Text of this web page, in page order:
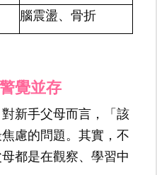
腦震盪、骨折
覺並存
新手父母而言，「該
慮的問題。其實，不
都是在觀察、學習中